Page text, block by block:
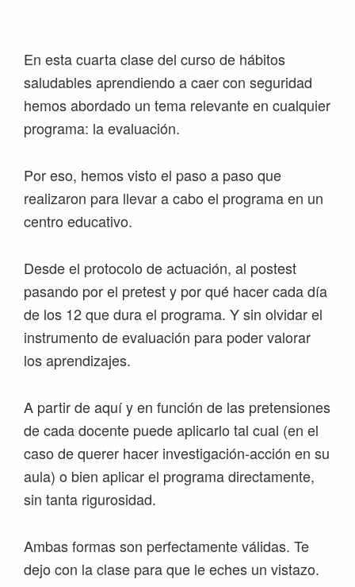
navegación
principal
contenido
principal
barra
lateral
principal
página
En esta cuarta clase del curso de hábitos
saludables aprendiendo a caer con seguridad
hemos abordado un tema relevante en cualquier
programa: la evaluación.
Por eso, hemos visto el paso a paso que
realizaron para llevar a cabo el programa en un
centro educativo.
Desde el protocolo de actuación, al postest
pasando por el pretest y por qué hacer cada día
de los 12 que dura el programa. Y sin olvidar el
instrumento de evaluación para poder valorar
los aprendizajes.
A partir de aquí y en función de las pretensiones
de cada docente puede aplicarlo tal cual (en el
caso de querer hacer investigación-acción en su
aula) o bien aplicar el programa directamente,
sin tanta rigurosidad.
Ambas formas son perfectamente válidas. Te
dejo con la clase para que le eches un vistazo.